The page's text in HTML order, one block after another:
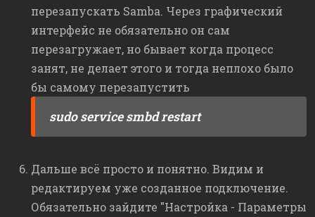
перезапускать Samba. Через графический
интерфейс не обязательно он сам
перезагружает, но бывает когда процесс
занят, не делает этого и тогда неплохо было
бы самому перезапустить
sudo service smbd restart
Дальше всё просто и понятно. Видим и
редактируем уже созданное подключение.
Обязательно зайдите "Настройка - Параметры